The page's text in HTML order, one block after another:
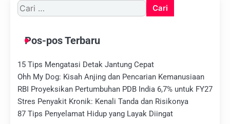
Cari
untuk:
Pos-pos Terbaru
15 Tips Mengatasi Detak Jantung Cepat
Ohh My Dog: Kisah Anjing dan Pencarian Kemanusiaan
RBI Proyeksikan Pertumbuhan PDB India 6,7% untuk FY27
Stres Penyakit Kronik: Kenali Tanda dan Risikonya
87 Tips Penyelamat Hidup yang Layak Diingat